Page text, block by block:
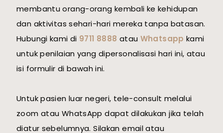
membantu orang-orang kembali ke kehidupan
dan aktivitas sehari-hari mereka tanpa batasan.
Hubungi kami di 9711 8888 atau Whatsapp kami
untuk penilaian yang dipersonalisasi hari ini, atau
isi formulir di bawah ini.
Untuk pasien luar negeri, tele-consult melalui
zoom atau WhatsApp dapat dilakukan jika telah
diatur sebelumnya. Silakan email atau